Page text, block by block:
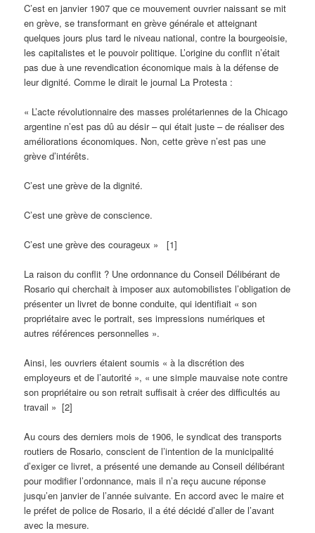
C’est en janvier 1907 que ce mouvement ouvrier naissant se mit
en grève, se transformant en grève générale et atteignant
quelques jours plus tard le niveau national, contre la bourgeoisie,
les capitalistes et le pouvoir politique. L’origine du conflit n’était
pas due à une revendication économique mais à la défense de
leur dignité. Comme le dirait le journal La Protesta :
« L’acte révolutionnaire des masses prolétariennes de la Chicago
argentine n’est pas dû au désir – qui était juste – de réaliser des
améliorations économiques. Non, cette grève n’est pas une
grève d’intérêts.
C’est une grève de la dignité.
C’est une grève de conscience.
C’est une grève des courageux » [1]
La raison du conflit ? Une ordonnance du Conseil Délibérant de
Rosario qui cherchait à imposer aux automobilistes l’obligation de
présenter un livret de bonne conduite, qui identifiait « son
propriétaire avec le portrait, ses impressions numériques et
autres références personnelles ».
Ainsi, les ouvriers étaient soumis « à la discrétion des
employeurs et de l’autorité », « une simple mauvaise note contre
son propriétaire ou son retrait suffisait à créer des difficultés au
travail » [2]
Au cours des derniers mois de 1906, le syndicat des transports
routiers de Rosario, conscient de l’intention de la municipalité
d’exiger ce livret, a présenté une demande au Conseil délibérant
pour modifier l’ordonnance, mais il n’a reçu aucune réponse
jusqu’en janvier de l’année suivante. En accord avec le maire et
le préfet de police de Rosario, il a été décidé d’aller de l’avant
avec la mesure.